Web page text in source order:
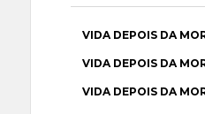
VIDA DEPOIS DA
VIDA DEPOIS DA
VIDA DEPOIS DA